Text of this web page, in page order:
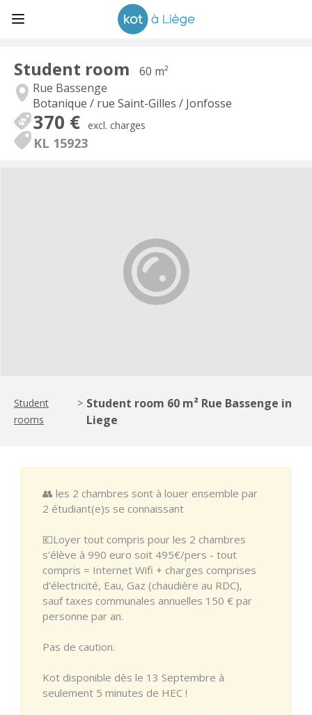
Student room
60 m²
Rue Bassenge
Botanique / rue Saint-Gilles / Jonfosse
370 € excl. charges
KL 15923
Student
rooms
> Student room 60 m² Rue Bassenge in
Liege
👥 les 2 chambres sont à louer ensemble par
2 étudiant(e)s se connaissant
💶Loyer tout compris pour les 2 chambres
s'élève à 990 euro soit 495€/pers - tout
compris = Internet Wifi + charges comprises
d'électricité, Eau, Gaz (chaudière au RDC),
sauf taxes communales annuelles 150 € par
personne par an.
Pas de caution.
Kot disponible dès le 13 Septembre à
seulement 5 minutes de HEC !